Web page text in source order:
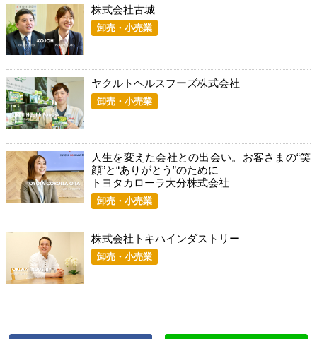
株式会社古城
卸売・小売業
ヤクルトヘルスフーズ株式会社
卸売・小売業
人生を変えた会社との出会い。お客さまの“笑
顔”と“ありがとう”のために
トヨタカローラ大分株式会社
卸売・小売業
株式会社トキハインダストリー
卸売・小売業